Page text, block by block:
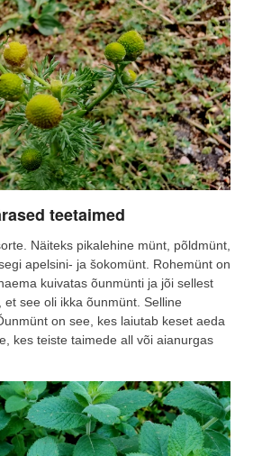
teetaimed
Näiteks pikalehine münt, põldmünt,
apelsini- ja šokomünt. Rohemünt on
kuivatas õunmünti ja jõi sellest
see oli ikka õunmünt. Selline
on see, kes laiutab keset aeda
kes teiste taimede all või aianurgas